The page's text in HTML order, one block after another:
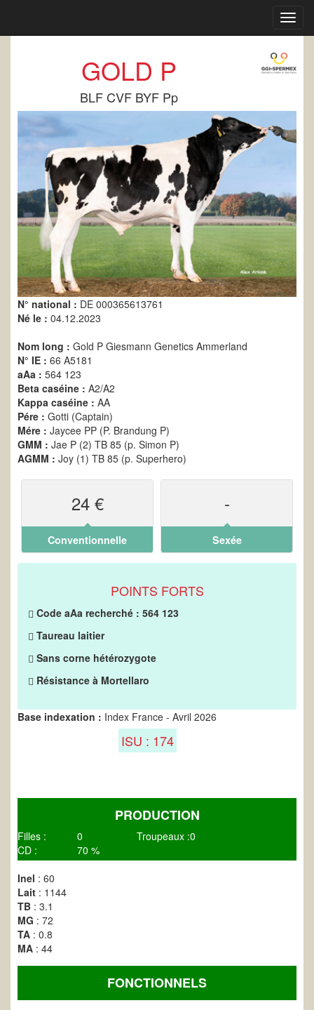
GOLD P
BLF CVF BYF Pp
N° national : DE 000365613761
Né le : 04.12.2023
Nom long : Gold P Giesmann Genetics Ammerland
N° IE : 66 A5181
aAa : 564 123
Beta caséine : A2/A2
Kappa caséine : AA
Pére : Gotti (Captain)
Mére : Jaycee PP (P. Brandung P)
GMM : Jae P (2) TB 85 (p. Simon P)
AGMM : Joy (1) TB 85 (p. Superhero)
24 €
Conventionnelle
-
Sexée
POINTS FORTS
Code aAa recherché : 564 123
Taureau laitier
Sans corne hétérozygote
Résistance à Mortellaro
Base indexation : Index France - Avril 2026
ISU : 174
PRODUCTION
Filles : 0 Troupeaux :0
CD :
70 %
Inel : 60
Lait : 1144
TB : 3.1
MG : 72
TA : 0.8
MA : 44
FONCTIONNELS